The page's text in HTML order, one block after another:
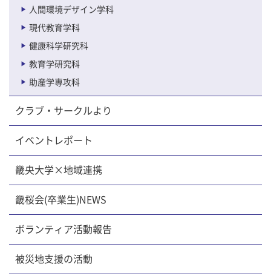
人間環境デザイン学科
現代教育学科
健康科学研究科
教育学研究科
助産学専攻科
クラブ・サークルより
イベントレポート
畿央大学×地域連携
畿桜会(卒業生)NEWS
ボランティア活動報告
被災地支援の活動